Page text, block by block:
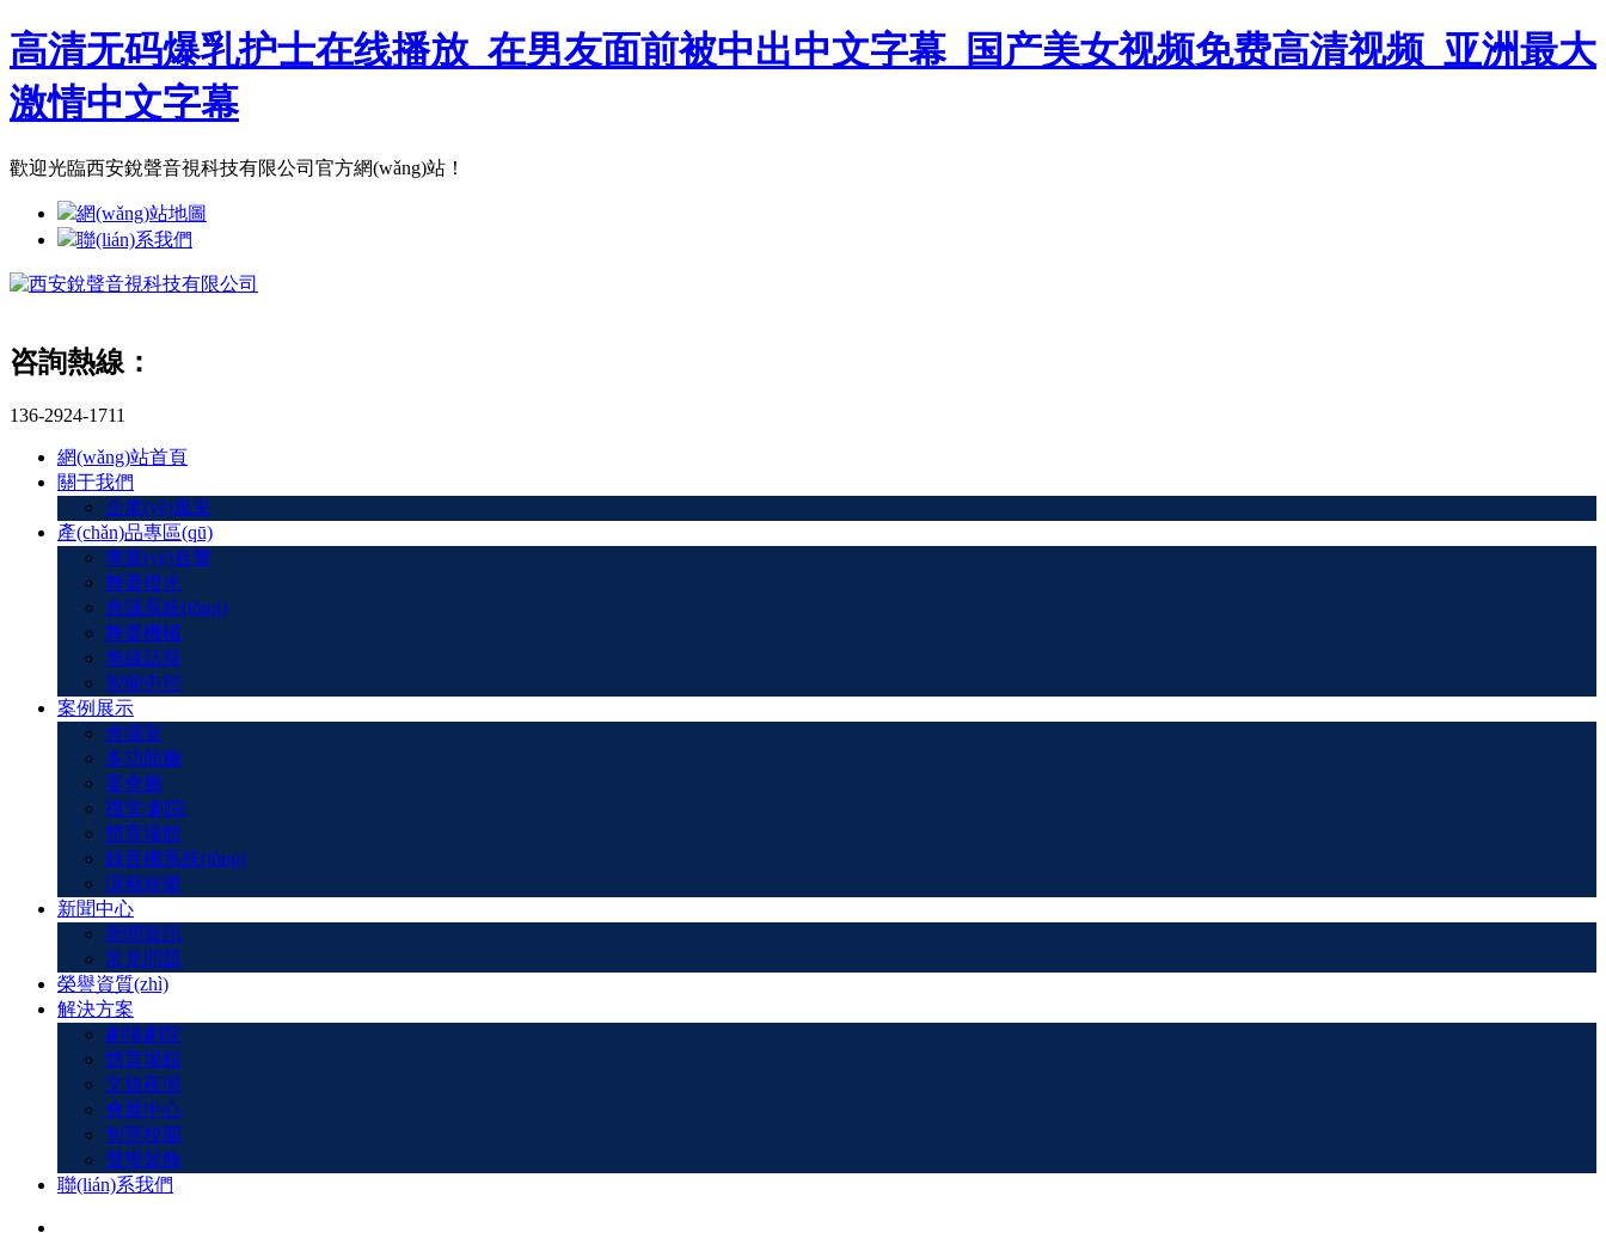
高清无码爆乳护士在线播放_在男友面前被中出中文字幕_国产美女视频免费高清视频_亚洲最大
激情中文字幕
歡迎光臨西安銳聲音視科技有限公司官方網(wǎng)站！
網(wǎng)站地圖
聯(lián)系我們
咨詢熱線：
136-2924-1711
網(wǎng)站首頁
關于我們
企業(yè)風采
產(chǎn)品專區(qū)
專業(yè)音響
舞臺燈光
會議系統(tǒng)
舞臺機械
無線話筒
智能中控
案例展示
會議室
多功能廳
宴會廳
禮堂/劇院
體育場館
錄音棚系統(tǒng)
演藝娛樂
新聞中心
新聞資訊
常見問題
榮譽資質(zhì)
解決方案
劇場劇院
體育場館
文旅夜游
會展中心
智慧校園
聲學裝飾
聯(lián)系我們